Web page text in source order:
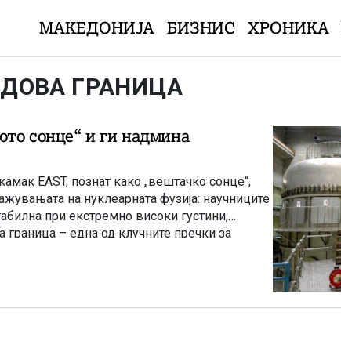
МАКЕДОНИЈА БИЗНИС ХРОНИКА
ГРАНИЦА
сонце“ и ги надмина
EAST, познат како „вештачко сонце“,
на нуклеарната фузија: научниците
при екстремно високи густини,
граница – една од клучните пречки за